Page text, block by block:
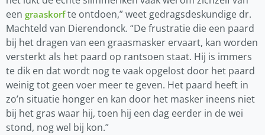
een graaskorfte ontdoen,” weet gedragsdeskundige dr.
Machteld van Dierendonck. “De frustratie die een paard
bij het dragen van een graasmasker ervaart, kan worden
versterkt als het paard op rantsoen staat. Hij is immers
te dik en dat wordt nog te vaak opgelost door het paard
weinig tot geen voer meer te geven. Het paard heeft in
zo’n situatie honger en kan door het masker ineens niet
bij het gras waar hij, toen hij een dag eerder in de wei
stond, nog wel bij kon.”